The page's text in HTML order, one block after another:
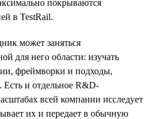
покрываются
в TestRail.
может заняться
для него области: изучать
фреймворки и подходы,
Есть и отдельное R&D-
всей компании исследует
их и передает в обычную